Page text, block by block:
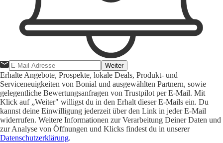
Weiter
Erhalte Angebote, Prospekte, lokale Deals, Produkt- und
Serviceneuigkeiten von Bonial und ausgewählten Partnern, sowie
gelegentliche Bewertungsanfragen von Trustpilot per E-Mail. Mit
Klick auf „Weiter" willigst du in den Erhalt dieser E-Mails ein. Du
kannst deine Einwilligung jederzeit über den Link in jeder E-Mail
widerrufen. Weitere Informationen zur Verarbeitung Deiner Daten und
zur Analyse von Öffnungen und Klicks findest du in unserer
Datenschutzerklärung.